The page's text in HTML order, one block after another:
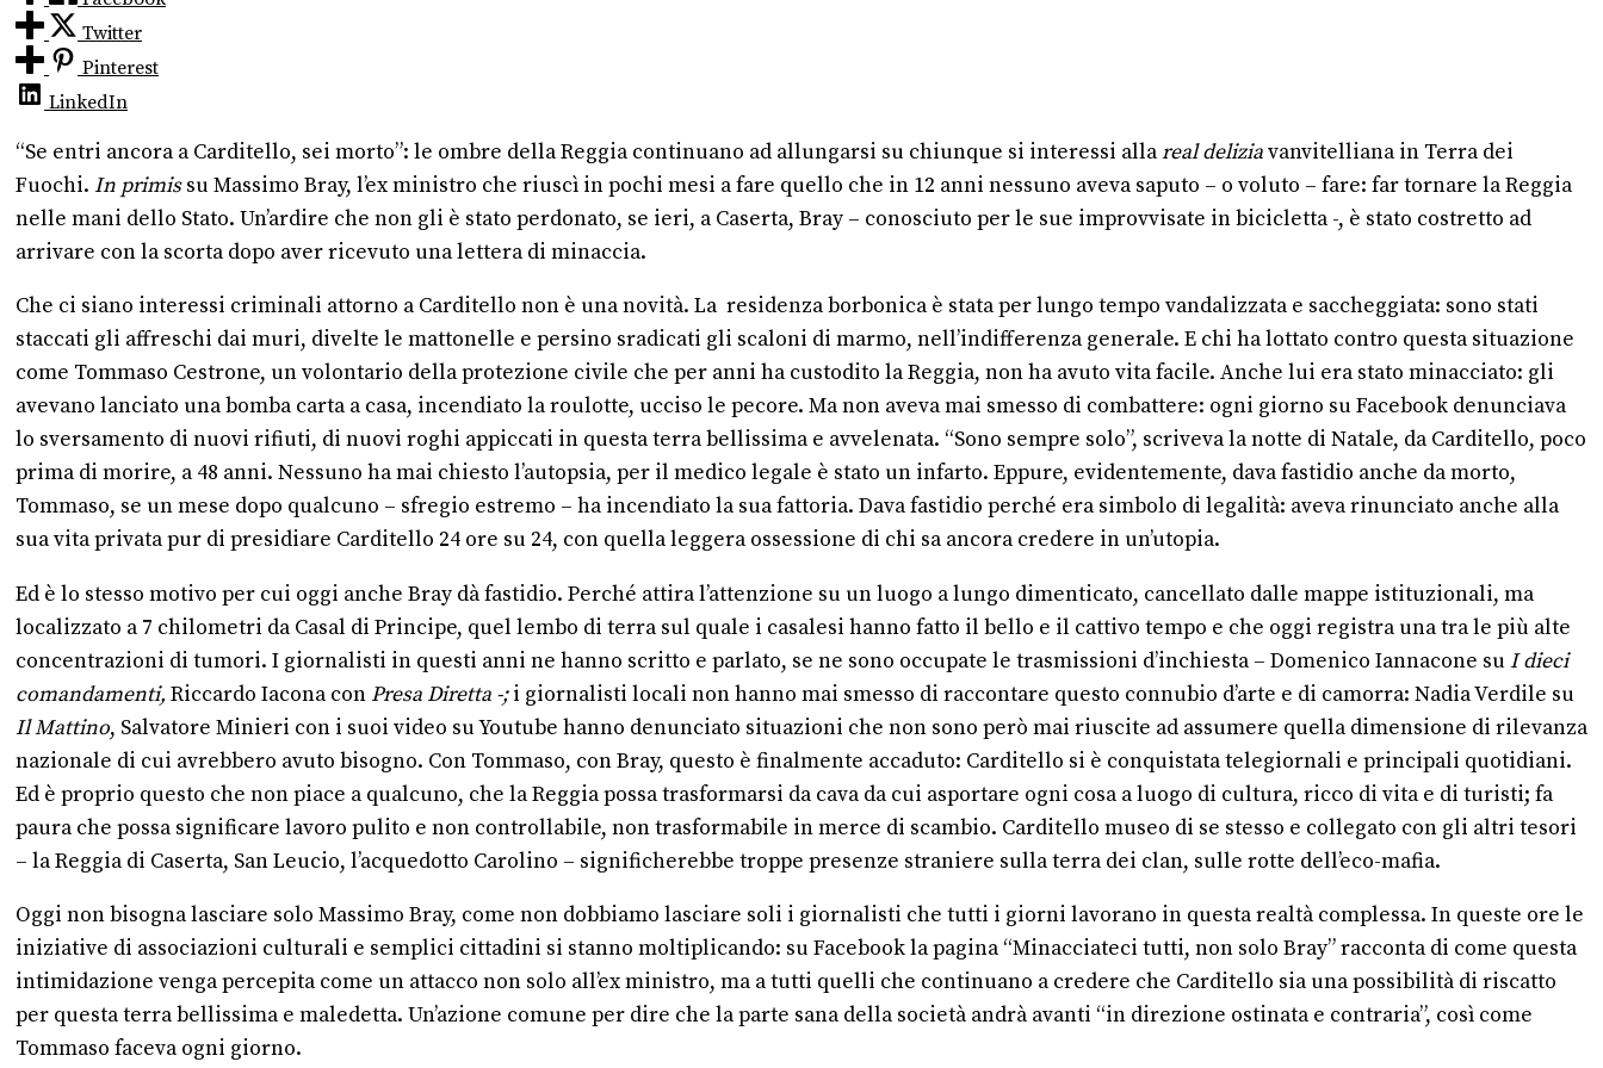
Twitter
Pinterest
LinkedIn
“Se entri ancora a Carditello, sei morto”: le ombre della Reggia continuano ad allungarsi su chiunque si interessi allareal deliziavanvitelliana in Terra dei
Fuochi. In primissu Massimo Bray, l’ex ministro che riuscì in pochi mesi a fare quello che in 12 anni nessuno aveva saputo – o voluto – fare: far tornare la Reggia
nelle mani dello Stato. Un’ardire che non gli è stato perdonato, se ieri, a Caserta, Bray – conosciuto per le sue improvvisate in bicicletta -, è stato costretto ad
arrivare con la scorta dopo aver ricevuto una lettera di minaccia.
Che ci siano interessi criminali attorno a Carditello non è una novità. La residenza borbonica è stata per lungo tempo vandalizzata e saccheggiata: sono stati
staccati gli affreschi dai muri, divelte le mattonelle e persino sradicati gli scaloni di marmo, nell’indifferenza generale. E chi ha lottato contro questa situazione
come Tommaso Cestrone, un volontario della protezione civile che per anni ha custodito la Reggia, non ha avuto vita facile. Anche lui era stato minacciato: gli
avevano lanciato una bomba carta a casa, incendiato la roulotte, ucciso le pecore. Ma non aveva mai smesso di combattere: ogni giorno su Facebook denunciava
lo sversamento di nuovi rifiuti, di nuovi roghi appiccati in questa terra bellissima e avvelenata. “Sono sempre solo”, scriveva la notte di Natale, da Carditello, poco
prima di morire, a 48 anni. Nessuno ha mai chiesto l’autopsia, per il medico legale è stato un infarto. Eppure, evidentemente, dava fastidio anche da morto,
Tommaso, se un mese dopo qualcuno – sfregio estremo – ha incendiato la sua fattoria. Dava fastidio perché era simbolo di legalità: aveva rinunciato anche alla
sua vita privata pur di presidiare Carditello 24 ore su 24, con quella leggera ossessione di chi sa ancora credere in un’utopia.
Ed è lo stesso motivo per cui oggi anche Bray dà fastidio. Perché attira l’attenzione su un luogo a lungo dimenticato, cancellato dalle mappe istituzionali, ma
localizzato a 7 chilometri da Casal di Principe, quel lembo di terra sul quale i casalesi hanno fatto il bello e il cattivo tempo e che oggi registra una tra le più alte
concentrazioni di tumori. I giornalisti in questi anni ne hanno scritto e parlato, se ne sono occupate le trasmissioni d’inchiesta – Domenico Iannacone su I dieci
comandamenti, Riccardo Iacona con Presa Diretta -;i giornalisti locali non hanno mai smesso di raccontare questo connubio d’arte e di camorra: Nadia Verdile su
Il Mattino, Salvatore Minieri con i suoi video su Youtube hanno denunciato situazioni che non sono però mai riuscite ad assumere quella dimensione di rilevanza
nazionale di cui avrebbero avuto bisogno. Con Tommaso, con Bray, questo è finalmente accaduto: Carditello si è conquistata telegiornali e principali quotidiani.
Ed è proprio questo che non piace a qualcuno, che la Reggia possa trasformarsi da cava da cui asportare ogni cosa a luogo di cultura, ricco di vita e di turisti; fa
paura che possa significare lavoro pulito e non controllabile, non trasformabile in merce di scambio. Carditello museo di se stesso e collegato con gli altri tesori
– la Reggia di Caserta, San Leucio, l’acquedotto Carolino – significherebbe troppe presenze straniere sulla terra dei clan, sulle rotte dell’eco-mafia.
Oggi non bisogna lasciare solo Massimo Bray, come non dobbiamo lasciare soli i giornalisti che tutti i giorni lavorano in questa realtà complessa. In queste ore le
iniziative di associazioni culturali e semplici cittadini si stanno moltiplicando: su Facebook la pagina “Minacciateci tutti, non solo Bray” racconta di come questa
intimidazione venga percepita come un attacco non solo all’ex ministro, ma a tutti quelli che continuano a credere che Carditello sia una possibilità di riscatto
per questa terra bellissima e maledetta. Un’azione comune per dire che la parte sana della società andrà avanti “in direzione ostinata e contraria”, così come
Tommaso faceva ogni giorno.